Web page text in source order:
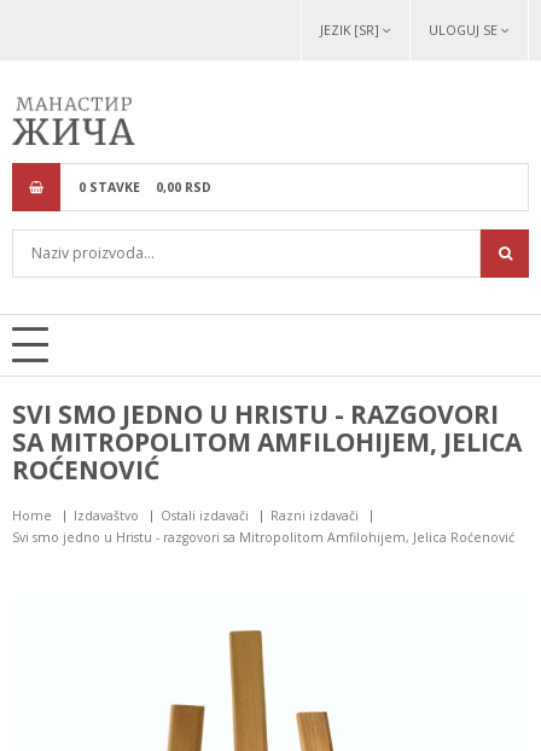
JEZIK [SR] ULOGUJ SE
0 STAVKE 0,00 RSD
SVI SMO JEDNO U HRISTU - RAZGOVORI
SA MITROPOLITOM AMFILOHIJEM, JELICA
ROĆENOVIĆ
Home Izdavaštvo Ostali izdavači
Razni izdavači
Svi smo jedno u Hristu - razgovori sa Mitropolitom Amfilohijem, Jelica Roćenović